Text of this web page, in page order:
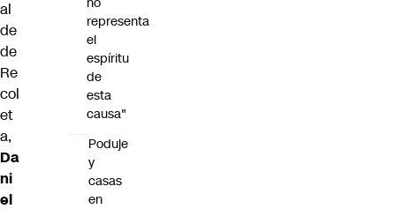
al
de
de
Re
col
et
a,
Da
ni
el
representa
el
espíritu
de
esta
causa"
Poduje
y
casas
en